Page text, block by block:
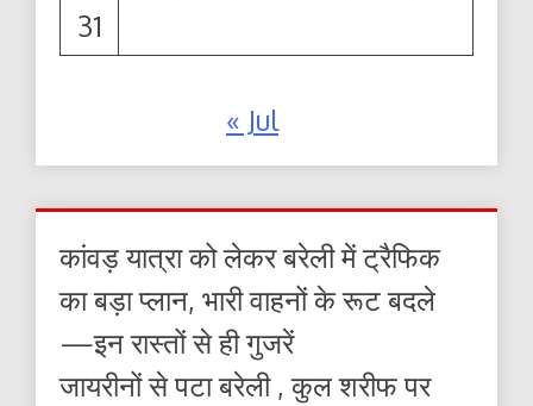
31
« Jul
कांवड़ यात्रा को लेकर बरेली में ट्रैफिक
का बड़ा प्लान, भारी वाहनों के रूट बदले
—इन रास्तों से ही गुजरें
जायरीनों से पटा बरेली , कुल शरीफ पर